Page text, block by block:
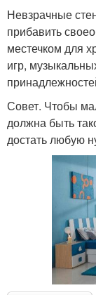
Невзрачные
прибавить
местечком для
игр,
Совет. Чтобы
должна быть
достать любую